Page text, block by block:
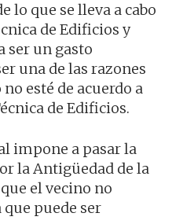
lo que se lleva a cabo
de Edificios y
ser un gasto
una de las razones
esté de acuerdo a
de Edificios.
impone a pasar la
la Antigüedad de la
el vecino no
puede ser